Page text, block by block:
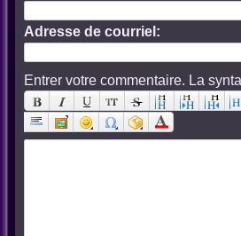
Adresse de courriel:
Entrer votre commentaire. La